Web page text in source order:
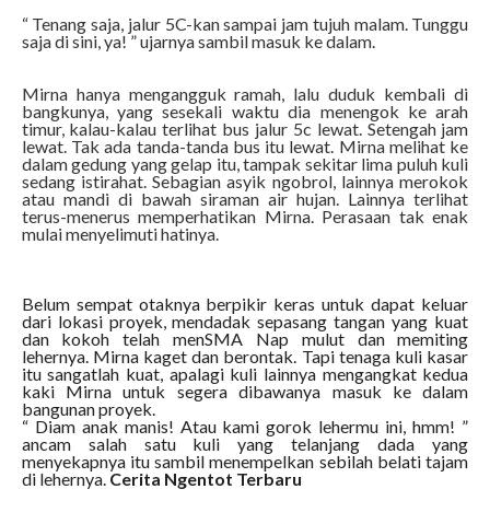
“ Tenang saja, jalur 5C-kan sampai jam tujuh malam. Tunggu
saja di sini, ya! ” ujarnya sambil masuk ke dalam.
Mirna hanya mengangguk ramah, lalu duduk kembali di
bangkunya, yang sesekali waktu dia menengok ke arah
timur, kalau-kalau terlihat bus jalur 5c lewat. Setengah jam
lewat. Tak ada tanda-tanda bus itu lewat. Mirna melihat ke
dalam gedung yang gelap itu, tampak sekitar lima puluh kuli
sedang istirahat. Sebagian asyik ngobrol, lainnya merokok
atau mandi di bawah siraman air hujan. Lainnya terlihat
terus-menerus memperhatikan Mirna. Perasaan tak enak
mulai menyelimuti hatinya.
Belum sempat otaknya berpikir keras untuk dapat keluar
dari lokasi proyek, mendadak sepasang tangan yang kuat
dan kokoh telah menSMA Nap mulut dan memiting
lehernya. Mirna kaget dan berontak. Tapi tenaga kuli kasar
itu sangatlah kuat, apalagi kuli lainnya mengangkat kedua
kaki Mirna untuk segera dibawanya masuk ke dalam
bangunan proyek.
“ Diam anak manis! Atau kami gorok lehermu ini, hmm! ”
ancam salah satu kuli yang telanjang dada yang
menyekapnya itu sambil menempelkan sebilah belati tajam
di lehernya. Cerita Ngentot Terbaru